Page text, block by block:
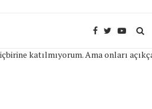
katılmıyorum. Ama onları açıkça